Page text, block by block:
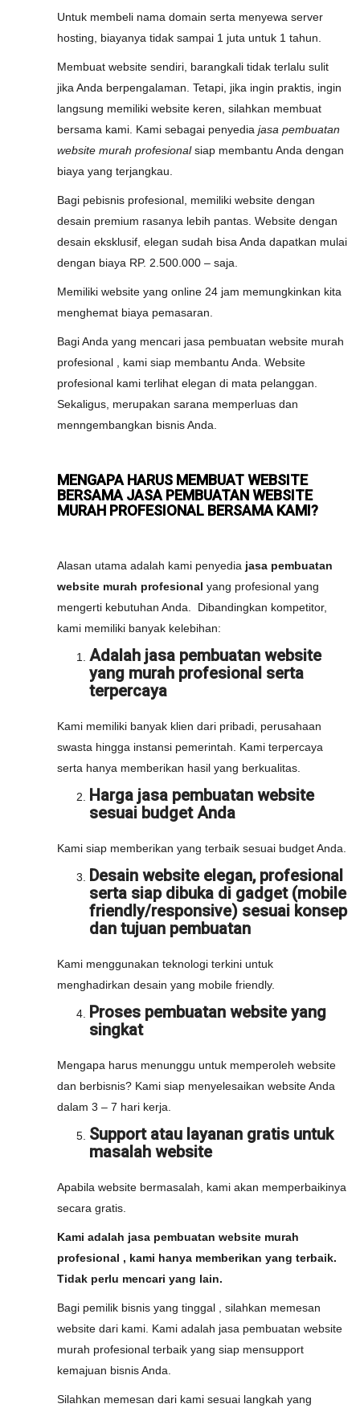
Untuk membeli nama domain serta menyewa server
hosting, biayanya tidak sampai 1 juta untuk 1 tahun.
Membuat website sendiri, barangkali tidak terlalu sulit
jika Anda berpengalaman. Tetapi, jika ingin praktis, ingin
langsung memiliki website keren, silahkan membuat
bersama kami. Kami sebagai penyedia jasa pembuatan
website murah profesionalsiap membantu Anda dengan
biaya yang terjangkau.
Bagi pebisnis profesional, memiliki website dengan
desain premium rasanya lebih pantas. Website dengan
desain eksklusif, elegan sudah bisa Anda dapatkan mulai
dengan biaya RP. 2.500.000 – saja.
Memiliki website yang online 24 jam memungkinkan kita
menghemat biaya pemasaran.
Bagi Anda yang mencari jasa pembuatan website murah
profesional , kami siap membantu Anda. Website
profesional kami terlihat elegan di mata pelanggan.
Sekaligus, merupakan sarana memperluas dan
menngembangkan bisnis Anda.
MENGAPA HARUS MEMBUAT WEBSITE
BERSAMA JASA PEMBUATAN WEBSITE
MURAH PROFESIONAL BERSAMA KAMI?
Alasan utama adalah kami penyedia jasa pembuatan
website murah profesional yang profesional yang
mengerti kebutuhan Anda. Dibandingkan kompetitor,
kami memiliki banyak kelebihan:
Adalah jasa pembuatan website
yang murah profesional serta
terpercaya
Kami memiliki banyak klien dari pribadi, perusahaan
swasta hingga instansi pemerintah. Kami terpercaya
serta hanya memberikan hasil yang berkualitas.
Harga jasa pembuatan website
sesuai budget Anda
Kami siap memberikan yang terbaik sesuai budget Anda.
Desain website elegan, profesional
serta siap dibuka di gadget (mobile
friendly/responsive) sesuai konsep
dan tujuan pembuatan
Kami menggunakan teknologi terkini untuk
menghadirkan desain yang mobile friendly.
Proses pembuatan website yang
singkat
Mengapa harus menunggu untuk memperoleh website
dan berbisnis? Kami siap menyelesaikan website Anda
dalam 3 – 7 hari kerja.
Support atau layanan gratis untuk
masalah website
Apabila website bermasalah, kami akan memperbaikinya
secara gratis.
Kami adalah jasa pembuatan website murah
profesional , kami hanya memberikan yang terbaik.
Tidak perlu mencari yang lain.
Bagi pemilik bisnis yang tinggal , silahkan memesan
website dari kami. Kami adalah jasa pembuatan website
murah profesional terbaik yang siap mensupport
kemajuan bisnis Anda.
Silahkan memesan dari kami sesuai langkah yang